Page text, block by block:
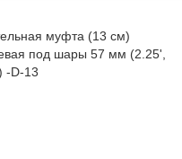
муфта (13 см)
под шары 57 мм (2.25',
-D-13